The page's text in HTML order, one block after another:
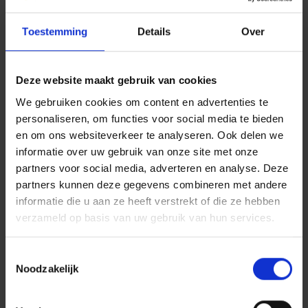
Toestemming Details Over
Deze website maakt gebruik van cookies
We gebruiken cookies om content en advertenties te
personaliseren, om functies voor social media te bieden
en om ons websiteverkeer te analyseren. Ook delen we
informatie over uw gebruik van onze site met onze
partners voor social media, adverteren en analyse. Deze
partners kunnen deze gegevens combineren met andere
informatie die u aan ze heeft verstrekt of die ze hebben
verzameld op basis van uw gebruik van hun services.
Noodzakelijk
veilig voelt en je uitspreekt. Zodat jij het beste uit
Je krijgt energie van een omgeving waar geen dag
hetzelfde is. Waar snel geschakeld wordt, collega's op
elkaar bouwen en de operatie altijd doorgaat.
Onze mensen vormen een hechte club. Iedereen
heeft zijn eigen verhaal, karakter en manier van
werken. Juist daarom zoeken we iemand die oog
heeft voor de mens achter de medewerker. Iemand
die vertrouwen opbouwt, luistert en mensen in hun
kracht zet.
Soms is een goed gesprek al genoeg. En soms